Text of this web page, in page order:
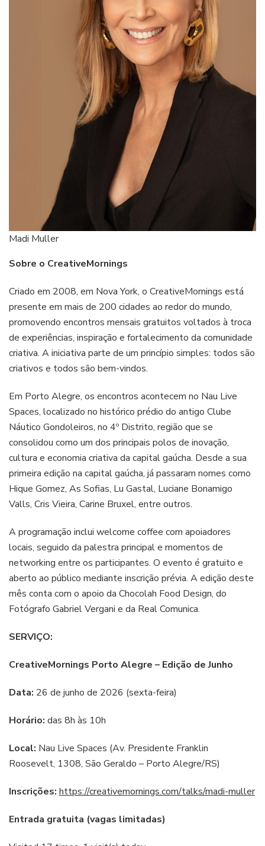
Madi Muller
Sobre o CreativeMornings
Criado em 2008, em Nova York, o CreativeMornings está
presente em mais de 200 cidades ao redor do mundo,
promovendo encontros mensais gratuitos voltados à troca
de experiências, inspiração e fortalecimento da comunidade
criativa. A iniciativa parte de um princípio simples: todos são
criativos e todos são bem-vindos.
Em Porto Alegre, os encontros acontecem no Nau Live
Spaces, localizado no histórico prédio do antigo Clube
Náutico Gondoleiros, no 4º Distrito, região que se
consolidou como um dos principais polos de inovação,
cultura e economia criativa da capital gaúcha. Desde a sua
primeira edição na capital gaúcha, já passaram nomes como
Hique Gomez, As Sofias, Lu Gastal, Luciane Bonamigo
Valls, Cris Vieira, Carine Bruxel, entre outros.
A programação inclui welcome coffee com apoiadores
locais, seguido da palestra principal e momentos de
networking entre os participantes. O evento é gratuito e
aberto ao público mediante inscrição prévia. A edição deste
mês conta com o apoio da Chocolah Food Design, do
Fotógrafo Gabriel Vergani e da Real Comunica.
SERVIÇO:
CreativeMornings Porto Alegre – Edição de Junho
Data: 26 de junho de 2026 (sexta-feira)
Horário: das 8h às 10h
Local: Nau Live Spaces (Av. Presidente Franklin
Roosevelt, 1308, São Geraldo – Porto Alegre/RS)
Inscrições: https://creativemornings.com/talks/madi-muller
Entrada gratuita (vagas limitadas)